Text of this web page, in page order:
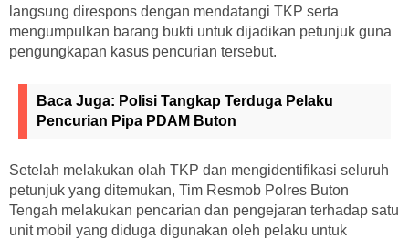
langsung direspons dengan mendatangi TKP serta
mengumpulkan barang bukti untuk dijadikan petunjuk guna
pengungkapan kasus pencurian tersebut.
Baca Juga: Polisi Tangkap Terduga Pelaku
Pencurian Pipa PDAM Buton
Setelah melakukan olah TKP dan mengidentifikasi seluruh
petunjuk yang ditemukan, Tim Resmob Polres Buton
Tengah melakukan pencarian dan pengejaran terhadap satu
unit mobil yang diduga digunakan oleh pelaku untuk